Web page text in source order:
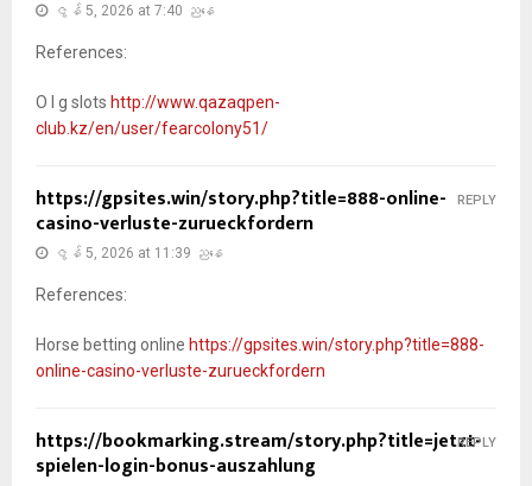
ဇွန် 5, 2026 at 7:40 ညနေ
References:
O l g slots http://www.qazaqpen-
club.kz/en/user/fearcolony51/
https://gpsites.win/story.php?title=888-online-
casino-verluste-zurueckfordern
ဇွန် 5, 2026 at 11:39 ညနေ
References:
Horse betting online https://gpsites.win/story.php?title=888-
online-casino-verluste-zurueckfordern
REPLY
https://bookmarking.stream/story.php?title=jetzt-
spielen-login-bonus-auszahlung
REPLY